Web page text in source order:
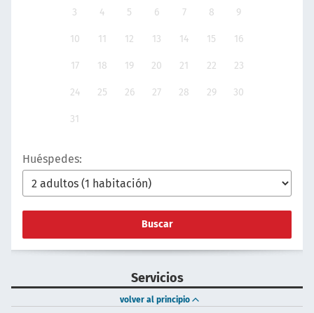
3 4 5 6 7 8 9
10 11 12 13 14 15 16
17 18 19 20 21 22 23
24 25 26 27 28 29 30
31
Huéspedes:
Buscar
Servicios
volver al principio